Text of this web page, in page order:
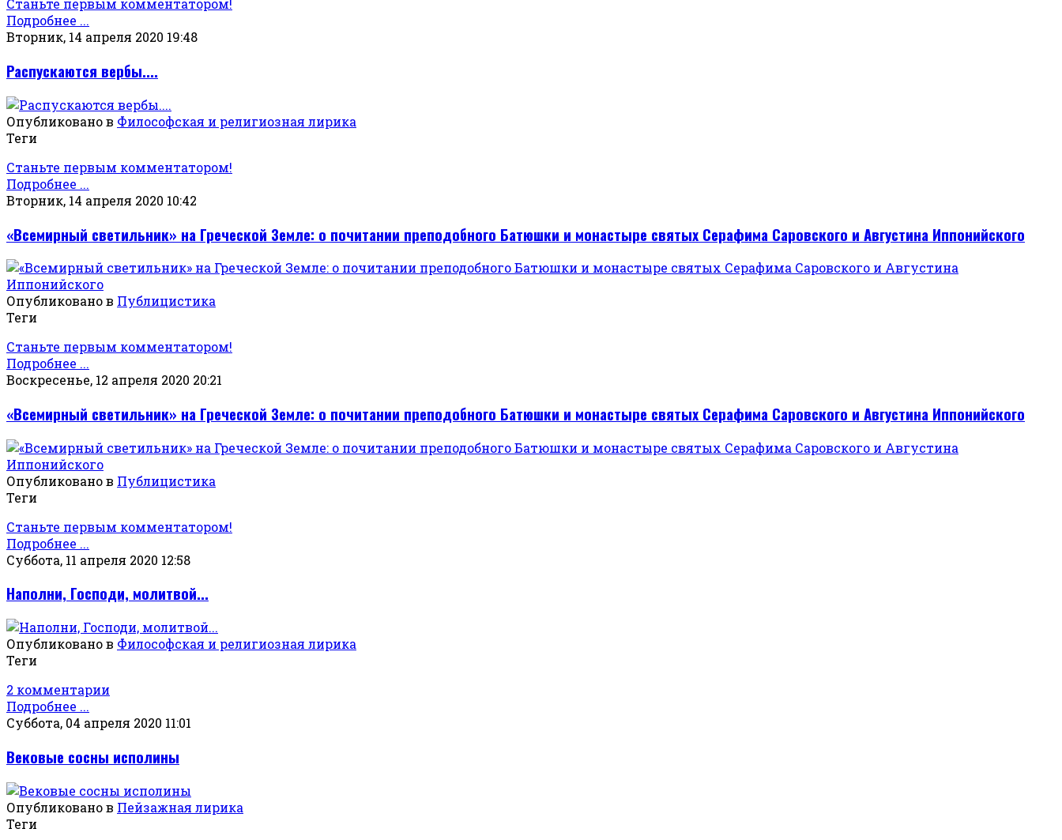
Станьте первым комментатором!
Подробнее ...
Вторник, 14 апреля 2020 19:48
Распускаются вербы....
Опубликовано в Философская и религиозная лирика
Теги
Станьте первым комментатором!
Подробнее ...
Вторник, 14 апреля 2020 10:42
«Всемирный светильник» на Греческой Земле: о почитании преподобного Батюшки и монастыре святых Серафима Саровского и Августина Иппонийского
Опубликовано в Публицистика
Теги
Станьте первым комментатором!
Подробнее ...
Воскресенье, 12 апреля 2020 20:21
«Всемирный светильник» на Греческой Земле: о почитании преподобного Батюшки и монастыре святых Серафима Саровского и Августина Иппонийского
Опубликовано в Публицистика
Теги
Станьте первым комментатором!
Подробнее ...
Суббота, 11 апреля 2020 12:58
Наполни, Господи, молитвой...
Опубликовано в Философская и религиозная лирика
Теги
2 комментарии
Подробнее ...
Суббота, 04 апреля 2020 11:01
Вековые сосны исполины
Опубликовано в Пейзажная лирика
Теги